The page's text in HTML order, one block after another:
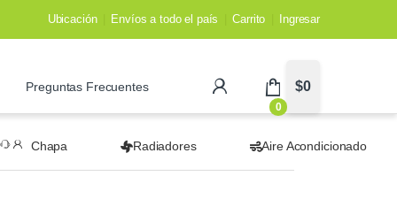
Ubicación Envíos a todo el país Carrito Ingresar
Preguntas Frecuentes
0
$0
Chapa Radiadores Aire Acondicionado